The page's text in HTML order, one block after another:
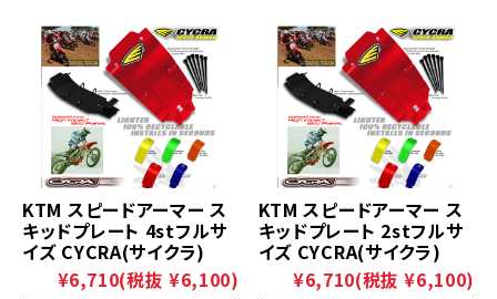
KTM スピードアーマー ス
キッドプレート 4stフルサ
イズ CYCRA(サイクラ)
¥6,710(税抜 ¥6,100)
KTM スピードアーマー ス
キッドプレート 2stフルサ
イズ CYCRA(サイクラ)
¥6,710(税抜 ¥6,100)